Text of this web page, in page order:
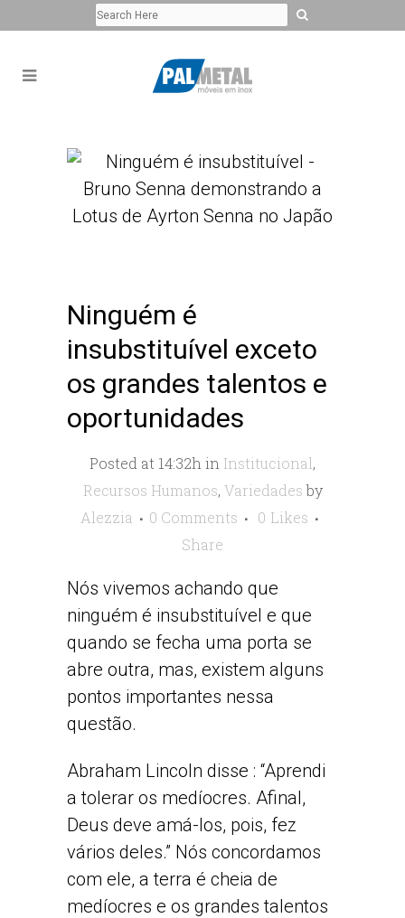
Ninguém é
insubstituível exceto
os grandes talentos e
oportunidades
Posted at 14:32h in Institucional,
Recursos Humanos, Variedades by
Alezzia
0 Comments 0 Likes
Share
Nós vivemos achando que
ninguém é insubstituível e que
quando se fecha uma porta se
abre outra, mas, existem alguns
pontos importantes nessa
questão.
Abraham Lincoln disse : “Aprendi
a tolerar os medíocres. Afinal,
Deus deve amá-los, pois, fez
vários deles.” Nós concordamos
com ele, a terra é cheia de
medíocres e os grandes talentos